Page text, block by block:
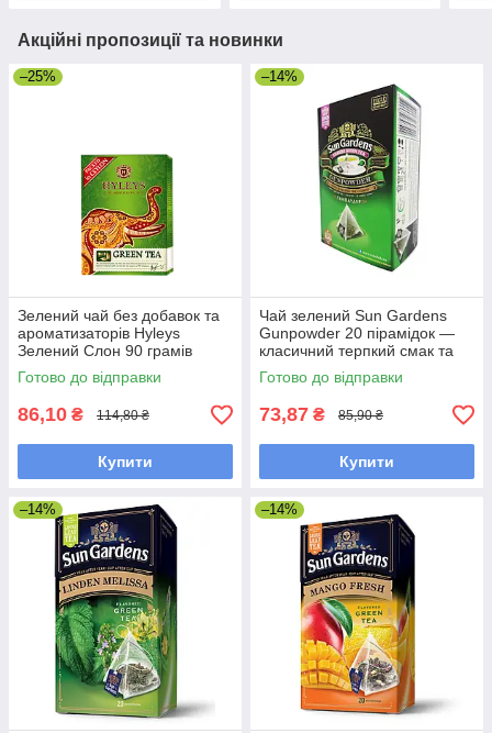
Акційні пропозиції та новинки
–25%
Зелений чай без добавок та
ароматизаторів Hyleys
Зелений Слон 90 грамів
Готово до відправки
86,10 ₴ 114,80 ₴
Купити
–14%
Чай зелений Sun Gardens
Gunpowder 20 пірамідок —
класичний терпкий смак та
тонізувальний ефект
Готово до відправки
73,87 ₴ 85,90 ₴
Купити
–14% –14%